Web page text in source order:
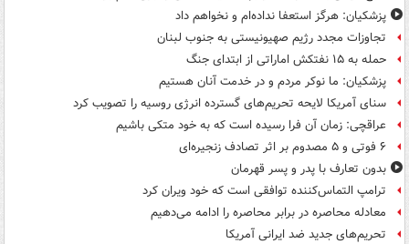
پزشکیان: هرگز استعفا نداده‌ام و نخواهم داد
تجاوزات مجدد رژیم صهیونیستی به جنوب لبنان
حمله به ۱۵ نفتکش‌ اماراتی از ابتدای جنگ
پزشکیان: ما نوکر مردم و در خدمت آنان هستیم
سنای آمریکا لایحه تحریم‌های گسترده انرژی روسیه را تصویب کرد
عراقچی: زمان آن فرا رسیده است که به خود متکی باشیم
۶ فوتی و ۵ مصدوم بر اثر تصادف زنجیره‌ای
بدون تعارف با پدر و پسر قهرمان
ترامپ التماس‌کننده توافقی است که خود ویران کرد
معادله محاصره در برابر محاصره را ادامه می‌دهیم
تحریم‌های جدید ضد ایرانی آمریکا